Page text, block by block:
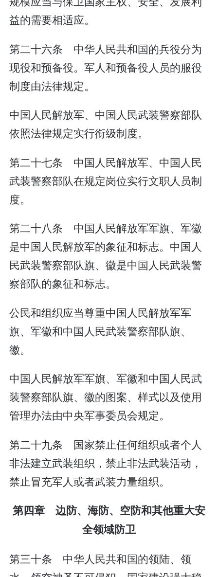
益的需要相适应。
第二十六条 中华人民共和国的兵役分为
现役和预备役。军人和预备役人员的服役
制度由法律规定。
中国人民解放军、中国人民武装警察部队
依照法律规定实行衔级制度。
第二十七条 中国人民解放军、中国人民
武装警察部队在规定岗位实行文职人员制
度。
第二十八条 中国人民解放军军旗、军徽
是中国人民解放军的象征和标志。中国人
民武装警察部队旗、徽是中国人民武装警
察部队的象征和标志。
公民和组织应当尊重中国人民解放军军
旗、军徽和中国人民武装警察部队旗、
徽。
中国人民解放军军旗、军徽和中国人民武
装警察部队旗、徽的图案、样式以及使用
管理办法由中央军事委员会规定。
第二十九条 国家禁止任何组织或者个人
非法建立武装组织，禁止非法武装活动，
禁止冒充军人或者武装力量组织。
第四章 边防、海防、空防和其他重大安
全领域防卫
第三十条 中华人民共和国的领陆、领